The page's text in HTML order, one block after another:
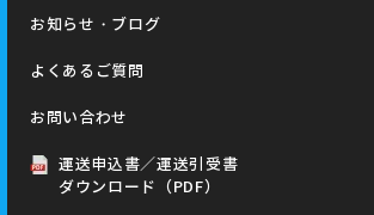
お知らせ・ブログ
よくあるご質問
お問い合わせ
運送申込書／運送引受書
ダウンロード（PDF）